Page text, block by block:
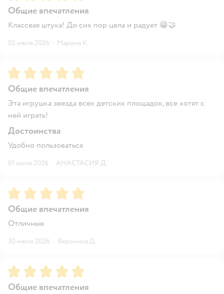
Общие впечатления
Классеая штука! До сих пор цела и радует 😁🤝
02 июля 2026 · Марина К.
Рейтинг:5
Общие впечатления
Эта игрушка звезда всех детских площадок, все хотят с
ней играть!
Достоинства
Удобно пользоваться
01 июля 2026 · АНАСТАСИЯ Д.
Рейтинг:5
Общие впечатления
Отличные
30 июня 2026 · Вероника Д.
Рейтинг:5
Общие впечатления